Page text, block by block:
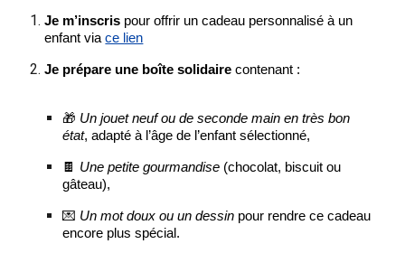
Je m’inscris pour offrir un cadeau personnalisé à un
enfant viace lien
Je prépare une boîte solidaire contenant :
🎁 Un jouet neuf ou de seconde main en très bon
état, adapté à l’âge de l’enfant sélectionné,
🍫 Une petite gourmandise (chocolat, biscuit ou
gâteau),
💌 Un mot doux ou un dessin pour rendre ce cadeau
encore plus spécial.